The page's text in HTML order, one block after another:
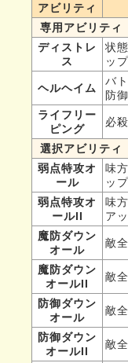
アビリティ
専用アビリティ
ディストレ
ス
状
ップ
ヘルヘイム
バ
防
ライフリー
ピング
必
選択アビリティ
弱点特攻オ
ール
味
ップ
弱点特攻オ
ールII
味
ア
魔防ダウン
オール
敵
魔防ダウン
オールII
敵
防御ダウン
オール
敵
防御ダウン
オールII
敵